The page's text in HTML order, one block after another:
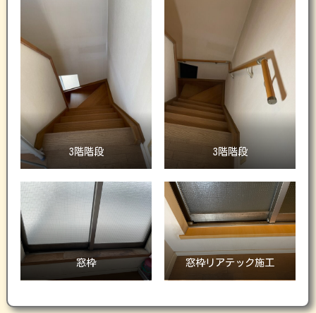
3階階段 3階階段
窓枠 窓枠リアテック施工